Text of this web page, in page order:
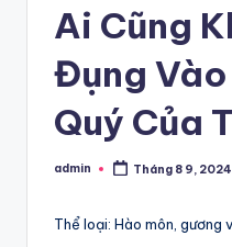
Ai Cũng
Đụng
Quý Của
Posted
admin Tháng 8 9, 2024
Thể loại: Hào môn, gương